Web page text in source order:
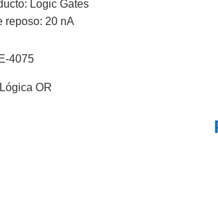
Logic Gates
reposo: 20 nA
4075
OR